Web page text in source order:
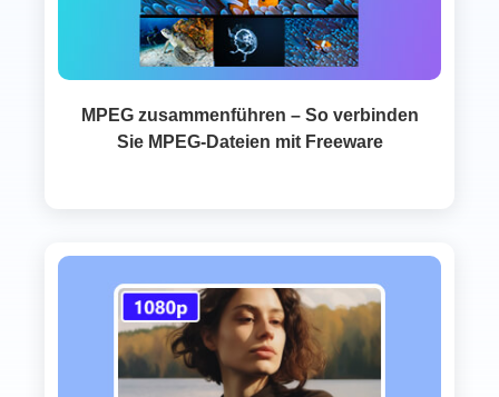
MPEG zusammenführen – So verbinden
Sie MPEG-Dateien mit Freeware